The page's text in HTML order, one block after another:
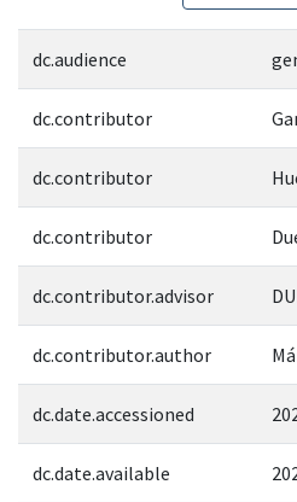
dc.audience
dc.contributor
dc.contributor
dc.contributor
dc.contributor.advisor
dc.contributor.author
dc.date.accessioned
dc.date.available